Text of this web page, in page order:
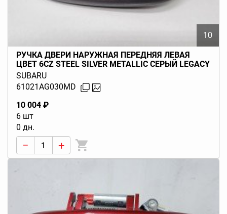
10
РУЧКА ДВЕРИ НАРУЖНАЯ ПЕРЕДНЯЯ ЛЕВАЯ
ЦВЕТ 6CZ STEEL SILVER METALLIC СЕРЫЙ LEGACY
BL BP (B13) 2003-2009
SUBARU
61021AG030MD
10 004 ₽
6 шт
0 дн.
− +